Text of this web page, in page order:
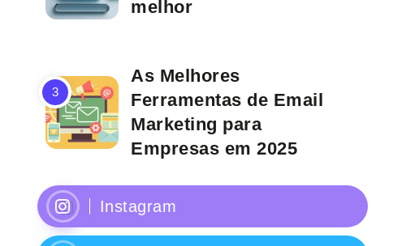
melhor
As Melhores
Ferramentas de Email
Marketing para
Empresas em 2025
Instagram